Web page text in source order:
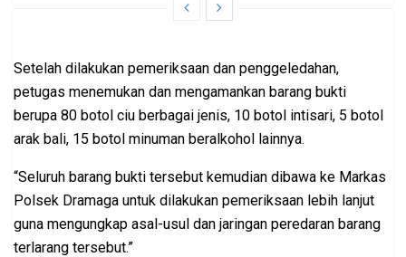
Setelah dilakukan pemeriksaan dan penggeledahan,
petugas menemukan dan mengamankan barang bukti
berupa 80 botol ciu berbagai jenis, 10 botol intisari, 5 botol
arak bali, 15 botol minuman beralkohol lainnya.
“Seluruh barang bukti tersebut kemudian dibawa ke Markas
Polsek Dramaga untuk dilakukan pemeriksaan lebih lanjut
guna mengungkap asal-usul dan jaringan peredaran barang
terlarang tersebut.”